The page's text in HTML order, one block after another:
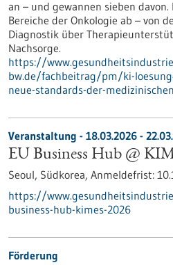
an – und gewannen sieben
Bereiche der Onkologie ab – von
Diagnostik über
Nachsorge.
https://
bw.de/fachbeitrag/pm/ki-
neue-standards-der-
Veranstaltung - 18.03.2026 -
EU Business Hub @
Seoul, Südkorea, Anmeldefrist:
https://
business-hub-kimes-2026
Förderung